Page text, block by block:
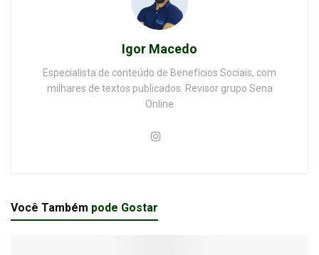
Igor Macedo
Especialista de conteúdo de Benefícios Sociais, com
milhares de textos publicados. Revisor grupo Sena
Online
Você Também pode Gostar